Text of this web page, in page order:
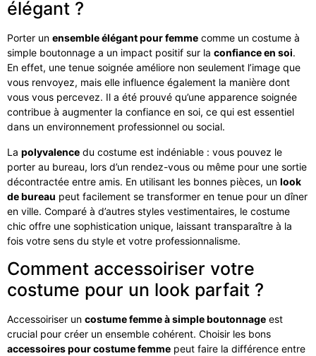
élégant ?
Porter un ensemble élégant pour femme comme un costume à
simple boutonnage a un impact positif sur la confiance en soi.
En effet, une tenue soignée améliore non seulement l’image que
vous renvoyez, mais elle influence également la manière dont
vous vous percevez. Il a été prouvé qu’une apparence soignée
contribue à augmenter la confiance en soi, ce qui est essentiel
dans un environnement professionnel ou social.
La polyvalence du costume est indéniable : vous pouvez le
porter au bureau, lors d’un rendez-vous ou même pour une sortie
décontractée entre amis. En utilisant les bonnes pièces, un look
de bureau peut facilement se transformer en tenue pour un dîner
en ville. Comparé à d’autres styles vestimentaires, le costume
chic offre une sophistication unique, laissant transparaître à la
fois votre sens du style et votre professionnalisme.
Comment accessoiriser votre
costume pour un look parfait ?
Accessoiriser un costume femme à simple boutonnage est
crucial pour créer un ensemble cohérent. Choisir les bons
accessoires pour costume femme peut faire la différence entre